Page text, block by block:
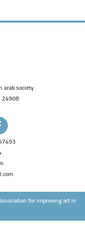
arab society
24908
for improving art in